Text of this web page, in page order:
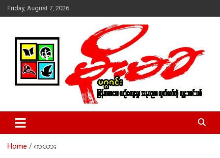
Skip
to
Friday, August 7, 2026
MoeMaKa Burmese News &
Media
ယ္ေရး – အမွတ္ ၂၅၄၊ ပထပ္၊ လမ္း ၄၀၊ ေက်ာက္တံတား၊ ရန္ကုန္။
(ဖုုံး – ၀၉ ၂၅၂ ၂၄၉ ၀၉၄ ၊ ၀၉ ၄၂၁ ၇၄၃ ၇၅၃ ၊ ၀၉ ၅၀၄ ၁၀ ၅၈) ျ
ဇာေစ်းသစ္ ။ ၀၉ ၇၈၆၈၃၇ ၃၀၅ / ၀၉ ၉၆၃၆၉၉၈၃၄
Home ကယား